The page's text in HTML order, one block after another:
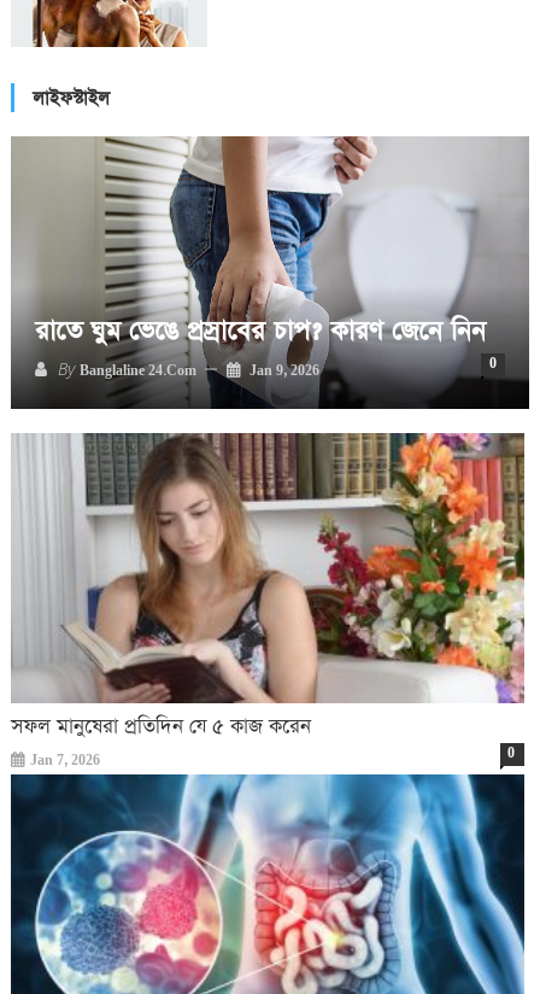
লাইফস্টাইল
রাতে ঘুম ভেঙে প্রস্রাবের চাপ? কারণ জেনে নিন
By Banglaline 24.com Jan 9, 2026 0
সফল মানুষেরা প্রতিদিন যে ৫ কাজ করেন
Jan 7, 2026 0